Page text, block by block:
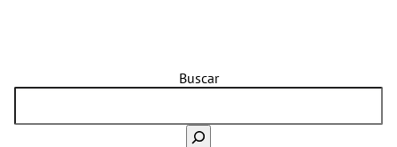
Buscar